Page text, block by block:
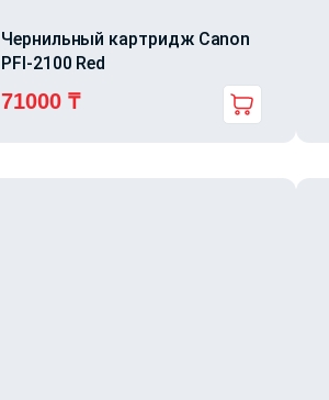
Чернильный картридж Canon
PFI-2100 Red
71000 ₸